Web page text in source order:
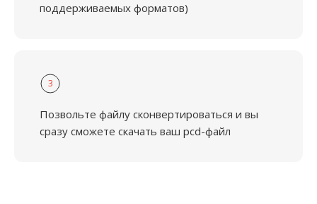
поддерживаемых форматов)
3
Позвольте файлу сконвертироваться и вы
сразу сможете скачать ваш pcd-файл